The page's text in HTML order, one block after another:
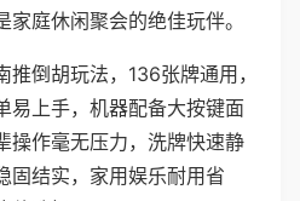
庭休闲聚会的绝佳玩伴。
倒胡玩法，136张牌通用，
易上手，机器配备大按键面
操作毫无压力，洗牌快速静
固结实，家用娱乐耐用省